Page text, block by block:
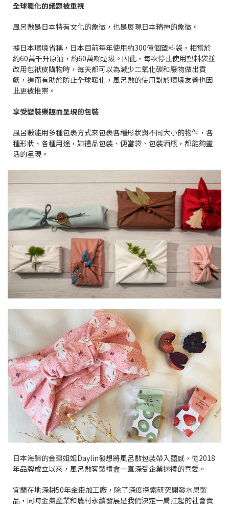
全球暖化的議題被重視
風呂敷是日本特有文化的象徵，也是展現日本精神的象徵。
據日本環境省稱，日本目前每年使用約300億個塑料袋，相當於
約60萬千升原油，約60萬噸垃圾。因此，每次停止使用塑料袋並
改用包袱皮購物時，每天都可以為減少二氧化碳和廢物做出貢
獻，進而有助於防止全球暖化，風呂敷的使用對於環境友善也因
此更被推崇。
享受變裝樂趣而呈現的包裝
風呂敷能用多種包裹方式來包裹各種形狀與不同大小的物件，各
種形狀、各種用途，如禮品包裝、便當袋、包裝酒瓶，都能夠靈
活的呈現。
日本海歸的金棗姐姐Daylin發想將風呂敷包裝帶入囍感，從2018
年品牌成立以來，風呂敷客製禮盒一直深受企業送禮的喜愛。
宜蘭在地深耕50年金棗加工廠，除了深度探索研究開發水果製
品，同時金棗產業和農村永續發展是我們決定一肩扛起的社會責